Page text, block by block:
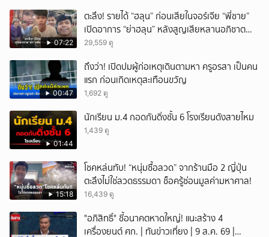
07:22
ตะลึง! รายได้ “ฮลุน” ก่อนเสียในจอร์เจีย “พี่ชาย”
เปิดอาการ “ย่าฮลุน” หลังสูญเสียหลานอภิชาต
บุตร!
29,559 ดู
00:47
ถึงว่า! เปิดปมผู้ก่อเหตุเดินตามหา ครูอรสา เป็นคน
แรก ก่อนเกิดเหตุสะเทือนขวัญ
1,692 ดู
01:44
นักเรียน ม.4 กอดกันดิ่งชั้น 6 โรงเรียนดังสายไหม
1,439 ดู
15:18
โชคหล่นทับ! “หนุ่มซื้อลวด” จากร้านมือ 2 ญี่ปุ่น
ตะลึงไม่ใช่ลวดธรรมดา ช็อครู้ซ่อนมูลค่ามหาศาล!
16,439 ดู
"อภิสิทธิ์" ชี้อนาคตหาดใหญ่! แนะสร้าง 4
เครื่องยนต์ ศก. | ทันข่าวเที่ยง | 9 ส.ค. 69 |